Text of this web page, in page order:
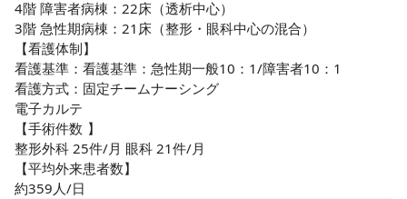
4階 障害者病棟：22床（透析中心）
3階 急性期病棟：21床（整形・眼科中心の混合）
【看護体制】
看護基準：看護基準：急性期一般10：1/障害者10：1
看護方式：固定チームナーシング
電子カルテ
【手術件数	】
整形外科 25件/月 眼科 21件/月
【平均外来患者数】
約359人/日